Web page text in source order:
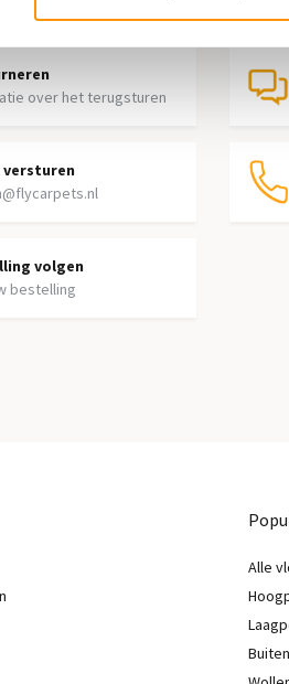
over het terugsturen
versturen
volgen
bestelling
Alle